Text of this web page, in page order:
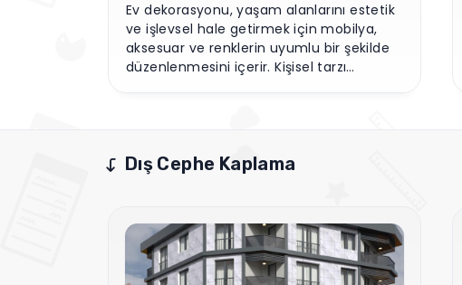
Ofis dekorasyonu, çalışma verimliliğini
artırmak için işlevsel ve estetik unsurların
bir araya getirilmesidir. Ergonomik
mobilyalar, aydınlatma ve renk seçimi,
Dış Cephe Kaplama